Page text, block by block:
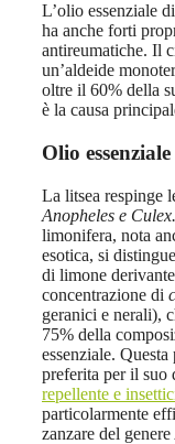
L’olio essenziale
ha anche forti
antireumatiche. Il
un’aldeide
oltre il 60% della
è la causa
Olio
La litsea respinge
Anopheles e Culex.
limonifera, nota
esotica, si
di limone
concentrazione di
geranici e nerali),
75% della
essenziale. Questa
preferita per il suo
repellente e
particolarmente
zanzare del genere